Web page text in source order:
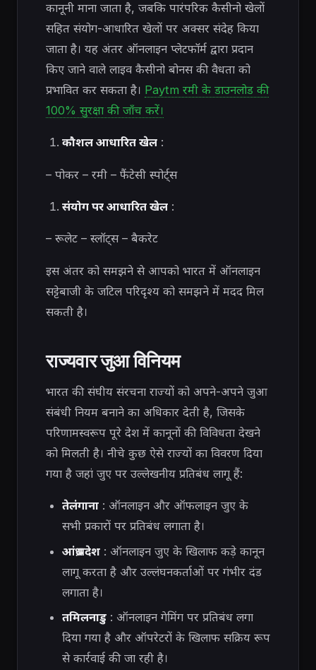
कानूनी माना जाता है, जबकि पारंपरिक कैसीनो खेलों
सहित संयोग-आधारित खेलों पर अक्सर संदेह किया
जाता है। यह अंतर ऑनलाइन प्लेटफॉर्म द्वारा प्रदान
किए जाने वाले लाइव कैसीनो बोनस की वैधता को
प्रभावित कर सकता है। Paytm रमी के डाउनलोड की
100% सुरक्षा की जाँच करें।
कौशल आधारित खेल:
– पोकर – रमी – फैंटेसी स्पोर्ट्स
संयोग पर आधारित खेल:
– रूलेट – स्लॉट्स – बैकरेट
इस अंतर को समझने से आपको भारत में ऑनलाइन
सट्टेबाजी के जटिल परिदृश्य को समझने में मदद मिल
सकती है।
राज्यवार जुआ विनियम
भारत की संघीय संरचना राज्यों को अपने-अपने जुआ
संबंधी नियम बनाने का अधिकार देती है, जिसके
परिणामस्वरूप पूरे देश में कानूनों की विविधता देखने
को मिलती है। नीचे कुछ ऐसे राज्यों का विवरण दिया
गया है जहां जुए पर उल्लेखनीय प्रतिबंध लागू हैं:
तेलंगाना: ऑनलाइन और ऑफलाइन जुए के
सभी प्रकारों पर प्रतिबंध लगाता है।
आंध्र प्रदेश: ऑनलाइन जुए के खिलाफ कड़े कानून
लागू करता है और उल्लंघनकर्ताओं पर गंभीर दंड
लगाता है।
तमिलनाडु: ऑनलाइन गेमिंग पर प्रतिबंध लगा
दिया गया है और ऑपरेटरों के खिलाफ सक्रिय रूप
से कार्रवाई की जा रही है।